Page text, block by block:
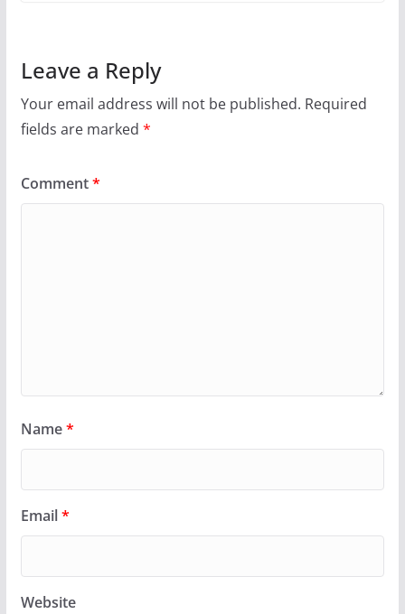
Leave a Reply
Your email address will not be published. Required
fields are marked *
Comment*
Name*
Email*
Website